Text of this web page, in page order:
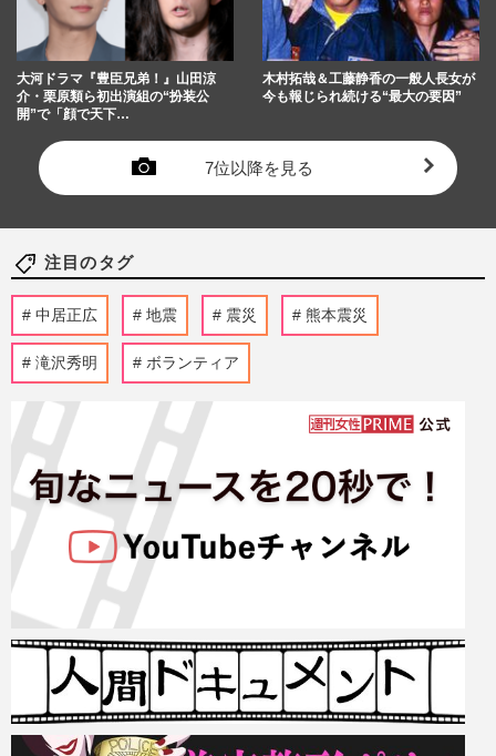
大河ドラマ『豊臣兄弟！』山田涼
介・栗原類ら初出演組の“扮装公
開”で「顔で天下…
木村拓哉＆工藤静香の一般人長女が
今も報じられ続ける“最大の要因”
7位以降を見る
注目のタグ
中居正広 地震 震災 熊本震災
滝沢秀明 ボランティア